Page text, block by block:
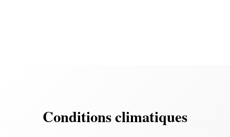
Conditions climatiques